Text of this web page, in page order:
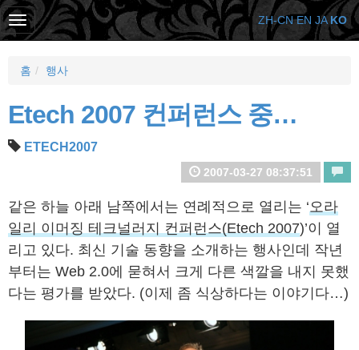
홈 행사
Etech 2007 컨퍼런스 중…
ETECH2007
2007-03-27 08:37:51
같은 하늘 아래 남쪽에서는 연례적으로 열리는 ‘오라
일리 이머징 테크널러지 컨퍼런스(Etech 2007)’이 열
리고 있다. 최신 기술 동향을 소개하는 행사인데 작년
부터는 Web 2.0에 묻혀서 크게 다른 색깔을 내지 못했
다는 평가를 받았다. (이제 좀 식상하다는 이야기다…)
ZH-CN EN JA KO